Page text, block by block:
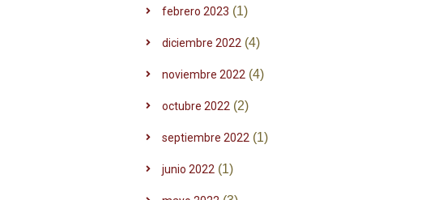
febrero 2023 (1)
diciembre 2022 (4)
noviembre 2022 (4)
octubre 2022 (2)
septiembre 2022 (1)
junio 2022 (1)